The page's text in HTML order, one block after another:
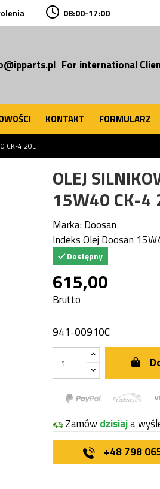
08:00-17:00
For international
KONTAKT FORMULARZ
CK-4 20L
OLEJ
15W40 CK-4
Marka: Doosan
IndeksOlej Doosan
Dostępny
615,00
Brutto
941-00910C
Zamówdzisiaja
+48 798